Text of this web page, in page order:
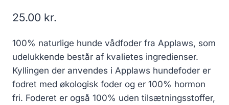
25.00 kr.
100% naturlige hunde vådfoder fra Applaws, som
udelukkende består af kvalietes ingredienser.
Kyllingen der anvendes i Applaws hundefoder er
fodret med økologisk foder og er 100% hormon
fri. Foderet er også 100% uden tilsætningsstoffer,